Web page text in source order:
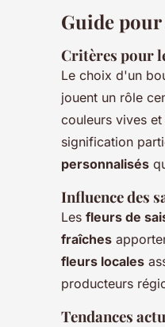
Guide
Critères pour
Le choix d'un
jouent un rôle
couleurs vives
signification
personnalisés
Influence des
Les fleurs de
fraîches
fleurs locales
producteurs
Tendances